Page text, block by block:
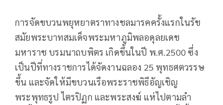
การจัดขบวนพยุหยาตราทางชลมารคครั้งแรกในรัช
สมัยพระบาทสมเด็จพระมหาภูมิพลอดุลยเดช
มหาราช บรมนาถบพิตร เกิดขึ้นในปี พ.ศ.2500 ซึ่ง
เป็นปีที่ทางราชการได้จัดงานฉลอง 25 พุทธศตวรรษ
ขึ้น และจัดให้มีขบวนเรือพระราชพิธีอัญเชิญ
พระพุทธรูป ไตรปิฏก และพระสงฆ์ แห่ไปตามลำ